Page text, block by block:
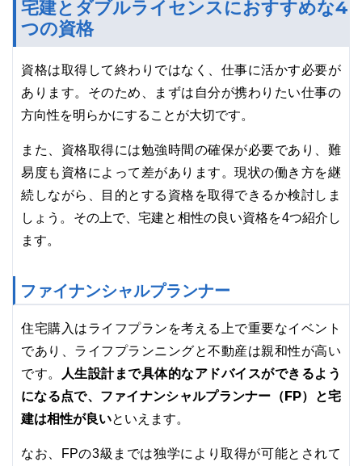
宅建とダブルライセンスにおすすめな4
つの資格
資格は取得して終わりではなく、仕事に活かす必要が
あります。そのため、まずは自分が携わりたい仕事の
方向性を明らかにすることが大切です。
また、資格取得には勉強時間の確保が必要であり、難
易度も資格によって差があります。現状の働き方を継
続しながら、目的とする資格を取得できるか検討しま
しょう。その上で、宅建と相性の良い資格を4つ紹介し
ます。
ファイナンシャルプランナー
住宅購入はライフプランを考える上で重要なイベント
であり、ライフプランニングと不動産は親和性が高い
です。
人生設計まで具体的なアドバイスができるよう
になる点で、ファイナンシャルプランナー（FP）と宅
建は相性が良いといえます。
なお、FPの3級までは独学により取得が可能とされて